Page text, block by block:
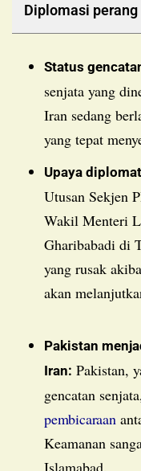
Diplomasi perang
Status
senjata yang
Iran sedang
yang tepat
Upaya
Utusan Sekjen
Wakil Menteri
Gharibabadi di
yang rusak
akan
Pakistan
Iran: Pakistan,
gencatan senjata,
pembicaraan
Keamanan
Islamabad.